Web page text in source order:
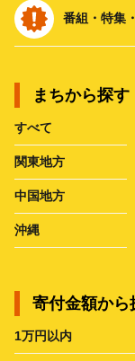
番組・特集
まちから探す
すべて
関東地方
中国地方
沖縄
寄付金額から
1万円以内